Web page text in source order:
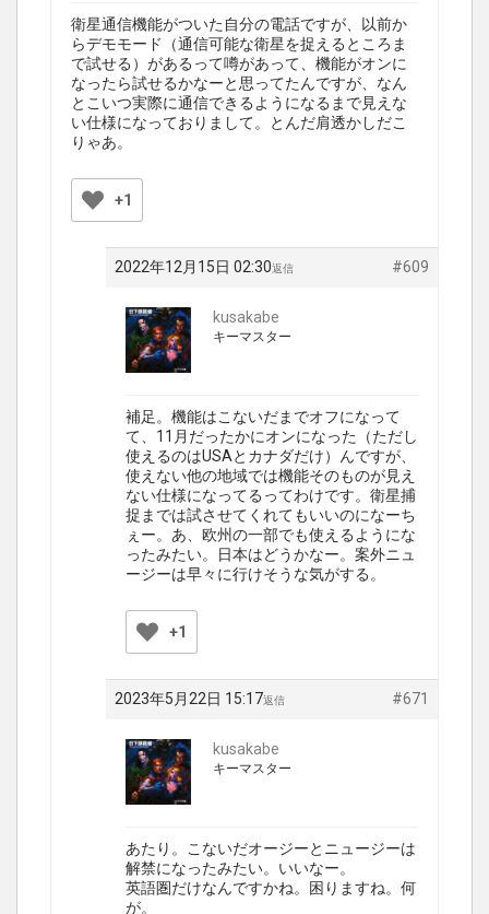
衛星通信機能がついた自分の電話ですが、以前か
らデモモード（通信可能な衛星を捉えるところま
で試せる）があるって噂があって、機能がオンに
なったら試せるかなーと思ってたんですが、なん
とこいつ実際に通信できるようになるまで見えな
い仕様になっておりまして。とんだ肩透かしだこ
りゃあ。
+1
2022年12月15日 02:30 #609
返信
kusakabe
キーマスター
補足。機能はこないだまでオフになって
て、11月だったかにオンになった（ただし
使えるのはUSAとカナダだけ）んですが、
使えない他の地域では機能そのものが見え
ない仕様になってるってわけです。衛星捕
捉までは試させてくれてもいいのになーち
ぇー。あ、欧州の一部でも使えるようにな
ったみたい。日本はどうかなー。案外ニュ
ージーは早々に行けそうな気がする。
+1
2023年5月22日 15:17 #671
返信
kusakabe
キーマスター
あたり。こないだオージーとニュージーは
解禁になったみたい。いいなー。
英語圏だけなんですかね。困りますね。何
が。